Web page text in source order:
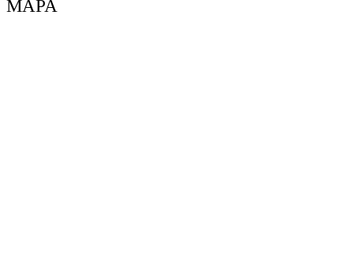
MAPA